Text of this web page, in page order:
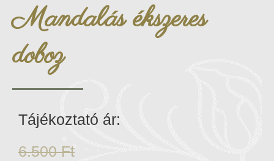
Mandalás ékszeres
doboz
Tájékoztató ár:
6.500Ft